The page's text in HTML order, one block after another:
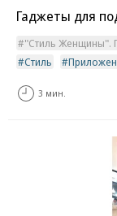
Гаджеты для
"Стиль Женщины".
Стиль
3 мин.